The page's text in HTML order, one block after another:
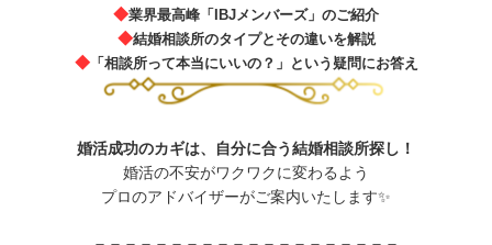
◆業界最高峰「IBJメンバーズ」のご紹介
◆結婚相談所のタイプとその違いを解説
◆「相談所って本当にいいの？」という疑問にお答え
婚活成功のカギは、自分に合う結婚相談所探し！
婚活の不安がワクワクに変わるよう
プロのアドバイザーがご案内いたします✨